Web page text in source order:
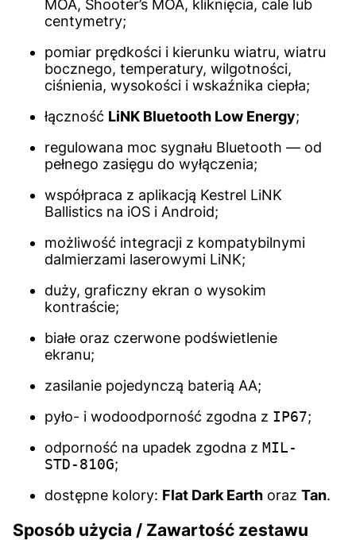
MOA, Shooter’s MOA, kliknięcia, cale lub
centymetry;
pomiar prędkości i kierunku wiatru, wiatru
bocznego, temperatury, wilgotności,
ciśnienia, wysokości i wskaźnika ciepła;
łączność LiNK Bluetooth Low Energy;
regulowana moc sygnału Bluetooth — od
pełnego zasięgu do wyłączenia;
współpraca z aplikacją Kestrel LiNK
Ballistics na iOS i Android;
możliwość integracji z kompatybilnymi
dalmierzami laserowymi LiNK;
duży, graficzny ekran o wysokim
kontraście;
białe oraz czerwone podświetlenie
ekranu;
zasilanie pojedynczą baterią AA;
pyło- i wodoodporność zgodna z IP67;
odporność na upadek zgodna z MIL-
STD-810G;
dostępne kolory: Flat Dark Earth oraz Tan.
Sposób użycia / Zawartość zestawu